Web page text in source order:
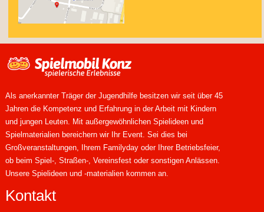
Als anerkannter Träger der Jugendhilfe besitzen wir seit über 45
Jahren die Kompetenz und Erfahrung in der Arbeit mit Kindern
und jungen Leuten. Mit außergewöhnlichen Spielideen und
Spielmaterialien bereichern wir Ihr Event. Sei dies bei
Großveranstaltungen, Ihrem Familyday oder Ihrer Betriebsfeier,
ob beim Spiel-, Straßen-, Vereinsfest oder sonstigen Anlässen.
Unsere Spielideen und -materialien kommen an.
Kontakt